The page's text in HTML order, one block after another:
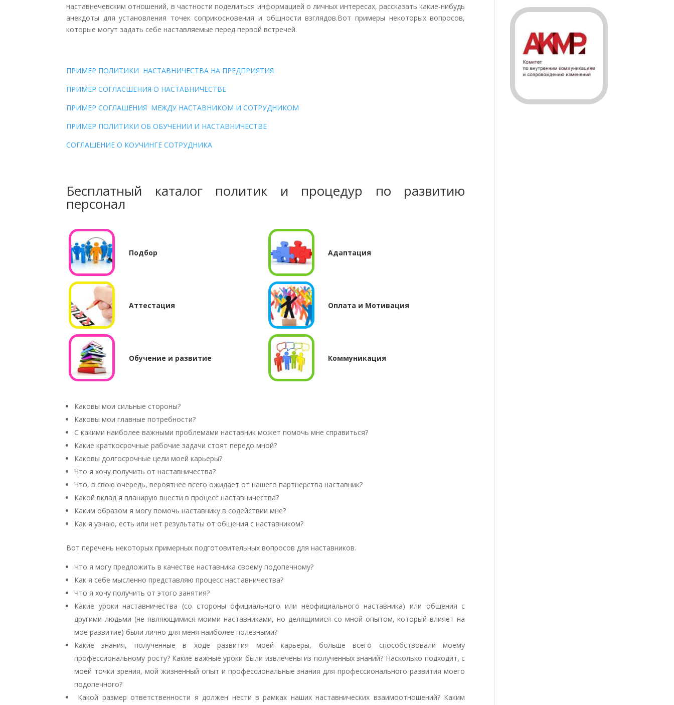
наставнечевским отношений, в частности поделиться информацией о личных интересах, рассказать какие-нибудь
анекдоты для установления точек соприкосновения и общности взглядов.Вот примеры некоторых вопросов,
которые могут задать себе наставляемые перед первой встречей.
ПРИМЕР ПОЛИТИКИ НАСТАВНИЧЕСТВА НА ПРЕДПРИЯТИЯ
ПРИМЕР СОГЛАСШЕНИЯ О НАСТАВНИЧЕСТВЕ
ПРИМЕР СОГЛАШЕНИЯ МЕЖДУ НАСТАВНИКОМ И СОТРУДНИКОМ
ПРИМЕР ПОЛИТИКИ ОБ ОБУЧЕНИИ И НАСТАВНИЧЕСТВЕ
СОГЛАШЕНИЕ О КОУЧИНГЕ СОТРУДНИКА
Бесплатный каталог политик и процедур по развитию
персонал
Подбор Адаптация
Аттестация Оплата и Мотивация
Обучение и развитие Коммуникация
Каковы мои сильные стороны?
Каковы мои главные потребности?
С какими наиболее важными проблемами наставник может помочь мне справиться?
Какие краткосрочные рабочие задачи стоят передо мной?
Каковы долгосрочные цели моей карьеры?
Что я хочу получить от наставничества?
Что, в свою очередь, вероятнее всего ожидает от нашего партнерства наставник?
Какой вклад я планирую внести в процесс наставничества?
Каким образом я могу помочь наставнику в содействии мне?
Как я узнаю, есть или нет результаты от общения с наставником?
Вот перечень некоторых примерных подготовительных вопросов для наставников.
Что я могу предложить в качестве наставника своему подопечному?
Как я себе мысленно представляю процесс наставничества?
Что я хочу получить от этого занятия?
Какие уроки наставничества (со стороны официального или неофициального наставника) или общения с
другими людьми (не являющимися моими наставниками, но делящимися со мной опытом, который влияет на
мое развитие) были лично для меня наиболее полезными?
Какие знания, полученные в ходе развития моей карьеры, больше всего способствовали моему
профессиональному росту? Какие важные уроки были извлечены из полученных знаний? Насколько подходит, с
моей точки зрения, мой жизненный опыт и профессиональные знания для профессионального развития моего
подопечного?
Какой размер ответственности я должен нести в рамках наших наставнических взаимоотношений? Каким